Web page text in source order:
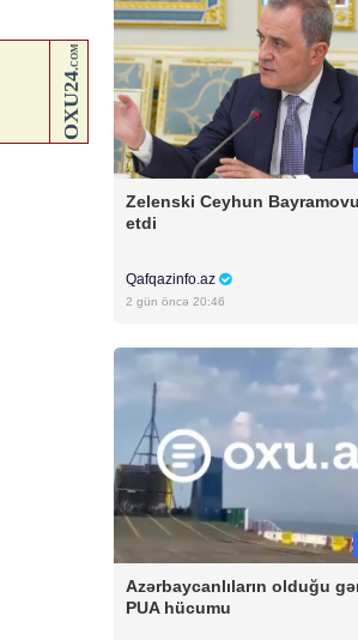
Zelenski Ceyhun
etdi
Qafqazinfo.az
2 gün öncə 20:46
Azərbaycanlıların olduğu
PUA hücumu